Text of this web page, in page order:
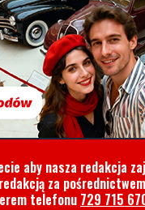
aby nasza redakcja
za
telefonu 729 715